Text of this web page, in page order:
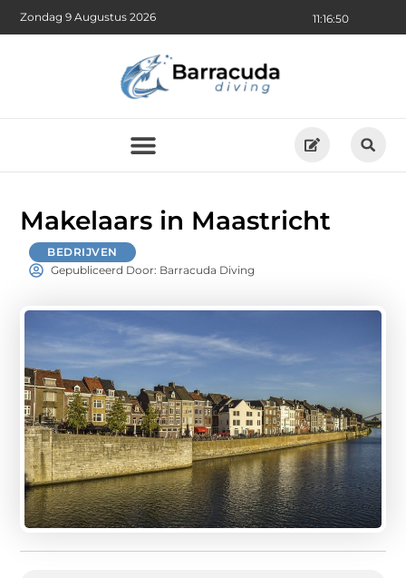
11:16:52
Zondag 9 Augustus 2026
Makelaars in Maastricht
BEDRIJVEN
Gepubliceerd Door: Barracuda Diving